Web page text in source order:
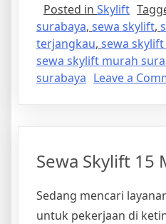
Posted in Skylift
surabaya, sewa skylift,
terjangkau, sewa
sewa skylift murah
surabaya Leave a
Sewa Skylift 15
Sedang mencari
untuk pekerjaan di